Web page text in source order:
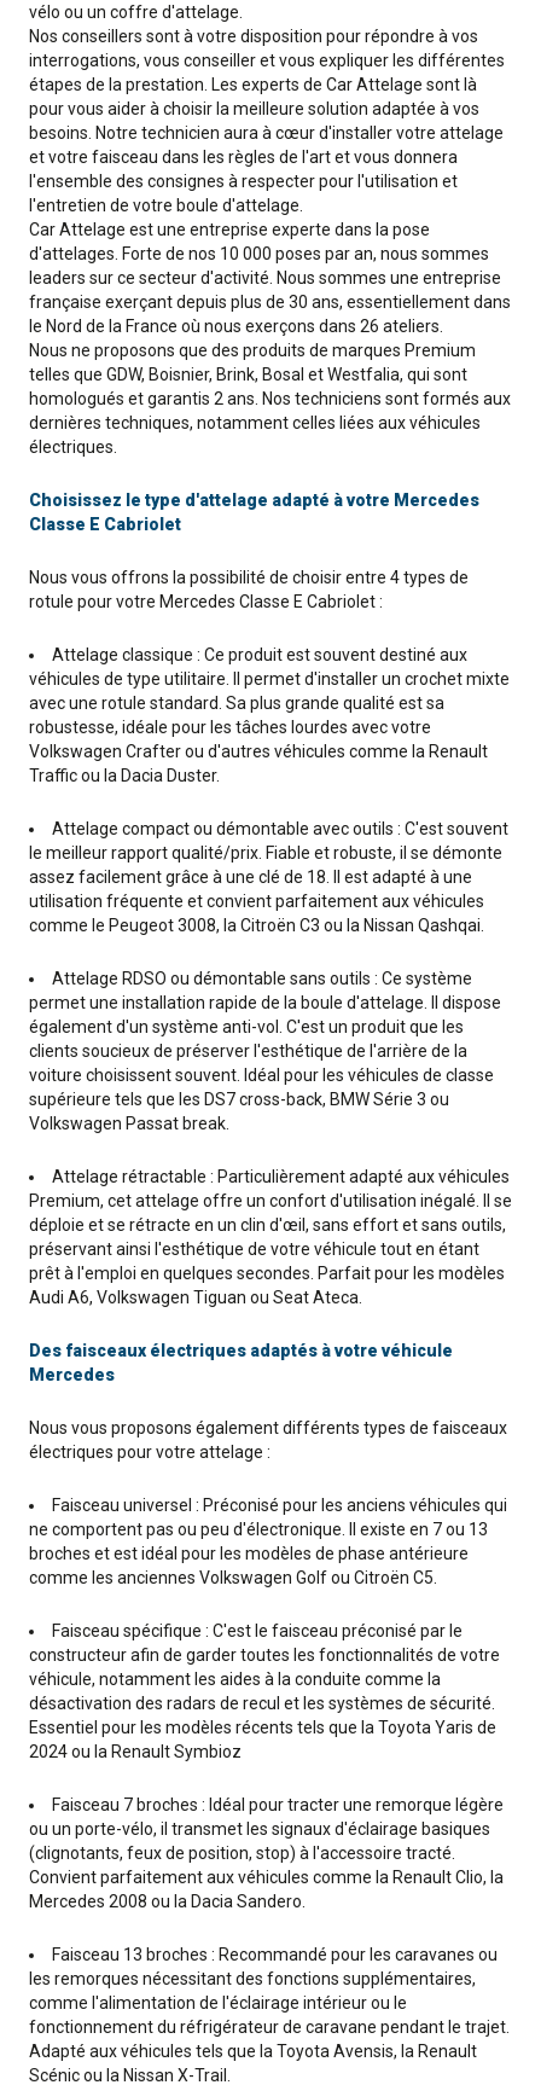
vélo ou un coffre d'attelage.
Nos conseillers sont à votre disposition pour répondre à vos
interrogations, vous conseiller et vous expliquer les différentes
étapes de la prestation. Les experts de Car Attelage sont là
pour vous aider à choisir la meilleure solution adaptée à vos
besoins. Notre technicien aura à cœur d'installer votre attelage
et votre faisceau dans les règles de l'art et vous donnera
l'ensemble des consignes à respecter pour l'utilisation et
l'entretien de votre boule d'attelage.
Car Attelage est une entreprise experte dans la pose
d'attelages. Forte de nos 10 000 poses par an, nous sommes
leaders sur ce secteur d'activité. Nous sommes une entreprise
française exerçant depuis plus de 30 ans, essentiellement dans
le Nord de la France où nous exerçons dans 26 ateliers.
Nous ne proposons que des produits de marques Premium
telles que GDW, Boisnier, Brink, Bosal et Westfalia, qui sont
homologués et garantis 2 ans. Nos techniciens sont formés aux
dernières techniques, notamment celles liées aux véhicules
électriques.
Choisissez le type d'attelage adapté à votre Mercedes
Classe E Cabriolet
Nous vous offrons la possibilité de choisir entre 4 types de
rotule pour votre Mercedes Classe E Cabriolet :
Attelage classique : Ce produit est souvent destiné aux
véhicules de type utilitaire. Il permet d'installer un crochet mixte
avec une rotule standard. Sa plus grande qualité est sa
robustesse, idéale pour les tâches lourdes avec votre
Volkswagen Crafter ou d'autres véhicules comme la Renault
Traffic ou la Dacia Duster.
Attelage compact ou démontable avec outils : C'est souvent
le meilleur rapport qualité/prix. Fiable et robuste, il se démonte
assez facilement grâce à une clé de 18. Il est adapté à une
utilisation fréquente et convient parfaitement aux véhicules
comme le Peugeot 3008, la Citroën C3 ou la Nissan Qashqai.
Attelage RDSO ou démontable sans outils : Ce système
permet une installation rapide de la boule d'attelage. Il dispose
également d'un système anti-vol. C'est un produit que les
clients soucieux de préserver l'esthétique de l'arrière de la
voiture choisissent souvent. Idéal pour les véhicules de classe
supérieure tels que les DS7 cross-back, BMW Série 3 ou
Volkswagen Passat break.
Attelage rétractable : Particulièrement adapté aux véhicules
Premium, cet attelage offre un confort d'utilisation inégalé. Il se
déploie et se rétracte en un clin d'œil, sans effort et sans outils,
préservant ainsi l'esthétique de votre véhicule tout en étant
prêt à l'emploi en quelques secondes. Parfait pour les modèles
Audi A6, Volkswagen Tiguan ou Seat Ateca.
Des faisceaux électriques adaptés à votre véhicule
Mercedes
Nous vous proposons également différents types de faisceaux
électriques pour votre attelage :
Faisceau universel : Préconisé pour les anciens véhicules qui
ne comportent pas ou peu d'électronique. Il existe en 7 ou 13
broches et est idéal pour les modèles de phase antérieure
comme les anciennes Volkswagen Golf ou Citroën C5.
Faisceau spécifique : C'est le faisceau préconisé par le
constructeur afin de garder toutes les fonctionnalités de votre
véhicule, notamment les aides à la conduite comme la
désactivation des radars de recul et les systèmes de sécurité.
Essentiel pour les modèles récents tels que la Toyota Yaris de
2024 ou la Renault Symbioz
Faisceau 7 broches : Idéal pour tracter une remorque légère
ou un porte-vélo, il transmet les signaux d'éclairage basiques
(clignotants, feux de position, stop) à l'accessoire tracté.
Convient parfaitement aux véhicules comme la Renault Clio, la
Mercedes 2008 ou la Dacia Sandero.
Faisceau 13 broches : Recommandé pour les caravanes ou
les remorques nécessitant des fonctions supplémentaires,
comme l'alimentation de l'éclairage intérieur ou le
fonctionnement du réfrigérateur de caravane pendant le trajet.
Adapté aux véhicules tels que la Toyota Avensis, la Renault
Scénic ou la Nissan X-Trail.